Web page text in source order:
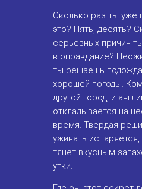
Сколько раз ты уже
это? Пять, десять?
серьезных причин
в оправдание?
ты решаешь
хорошей погоды.
другой город, и
откладывается на
время. Твердая
ужинать испаряется,
тянет вкусным
утки.